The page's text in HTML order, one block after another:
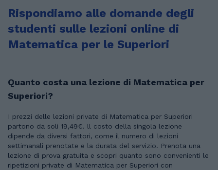
Rispondiamo alle domande degli
studenti sulle lezioni online di
Matematica per le Superiori
Quanto costa una lezione di Matematica per
Superiori?
I prezzi delle lezioni private di Matematica per Superiori
partono da soli 19,49€. ll costo della singola lezione
dipende da diversi fattori, come il numero di lezioni
settimanali prenotate e la durata del servizio. Prenota una
lezione di prova gratuita e scopri quanto sono convenienti le
ripetizioni private di Matematica per Superiori con